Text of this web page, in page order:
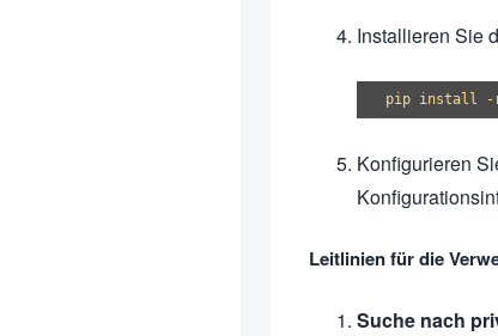
Installieren Sie
Konfigurieren
Leitlinien für die
Suche nach